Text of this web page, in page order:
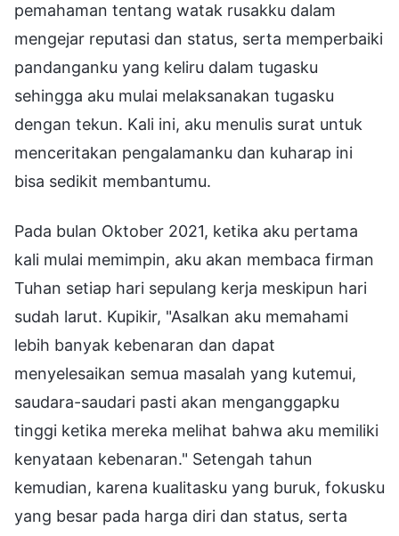
pemahaman tentang watak rusakku dalam
mengejar reputasi dan status, serta memperbaiki
pandanganku yang keliru dalam tugasku
sehingga aku mulai melaksanakan tugasku
dengan tekun. Kali ini, aku menulis surat untuk
menceritakan pengalamanku dan kuharap ini
bisa sedikit membantumu.
Pada bulan Oktober 2021, ketika aku pertama
kali mulai memimpin, aku akan membaca firman
Tuhan setiap hari sepulang kerja meskipun hari
sudah larut. Kupikir, "Asalkan aku memahami
lebih banyak kebenaran dan dapat
menyelesaikan semua masalah yang kutemui,
saudara-saudari pasti akan menganggapku
tinggi ketika mereka melihat bahwa aku memiliki
kenyataan kebenaran." Setengah tahun
kemudian, karena kualitasku yang buruk, fokusku
yang besar pada harga diri dan status, serta